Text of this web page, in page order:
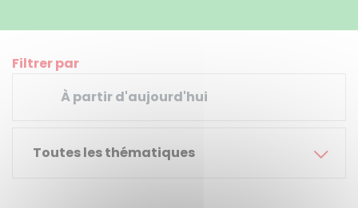
Filtrer par
Toutes les thématiques